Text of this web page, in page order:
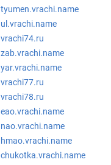
tyumen.vrachi.name
ul.vrachi.name
vrachi74.ru
zab.vrachi.name
yar.vrachi.name
vrachi77.ru
vrachi78.ru
eao.vrachi.name
nao.vrachi.name
hmao.vrachi.name
chukotka.vrachi.name